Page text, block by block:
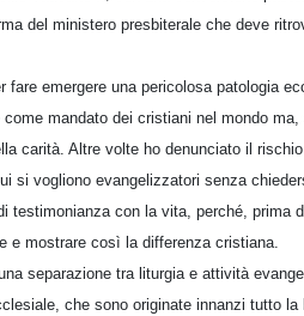
del ministero presbiterale che deve
fare emergere una pericolosa patologia
mandato dei cristiani nel mondo
carità. Altre volte ho denunciato il
si vogliono evangelizzatori senza
testimonianza con la vita, perché, prima
e mostrare così la differenza cristiana.
separazione tra liturgia e attività
che sono originate innanzi tutto